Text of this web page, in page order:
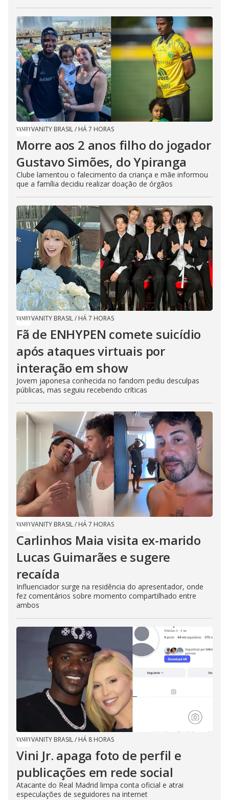
VANITY BRASIL/ HÁ 7 HORAS
Morre aos 2 anos filho do jogador
Gustavo Simões, do Ypiranga
Clube lamentou o falecimento da criança e mãe informou
que a família decidiu realizar doação de órgãos
VANITY BRASIL/ HÁ 7 HORAS
Fã de ENHYPEN comete suicídio
após ataques virtuais por
interação em show
Jovem japonesa conhecida no fandom pediu desculpas
públicas, mas seguiu recebendo críticas
VANITY BRASIL/ HÁ 7 HORAS
Carlinhos Maia visita ex-marido
Lucas Guimarães e sugere
recaída
Influenciador surge na residência do apresentador, onde
fez comentários sobre momento compartilhado entre
ambos
VANITY BRASIL/ HÁ 8 HORAS
Vini Jr. apaga foto de perfil e
publicações em rede social
Atacante do Real Madrid limpa conta oficial e atrai
especulações de seguidores na internet